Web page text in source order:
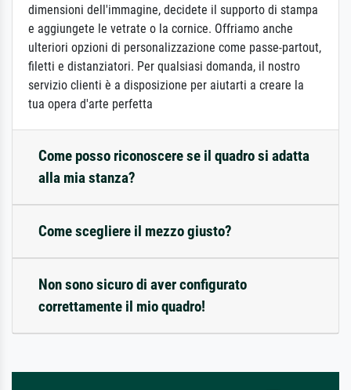
dimensioni dell'immagine, decidete il supporto di stampa
e aggiungete le vetrate o la cornice. Offriamo anche
ulteriori opzioni di personalizzazione come passe-partout,
filetti e distanziatori. Per qualsiasi domanda, il nostro
servizio clienti è a disposizione per aiutarti a creare la
tua opera d'arte perfetta
Come posso riconoscere se il quadro si adatta
alla mia stanza?
Come scegliere il mezzo giusto?
Non sono sicuro di aver configurato
correttamente il mio quadro!